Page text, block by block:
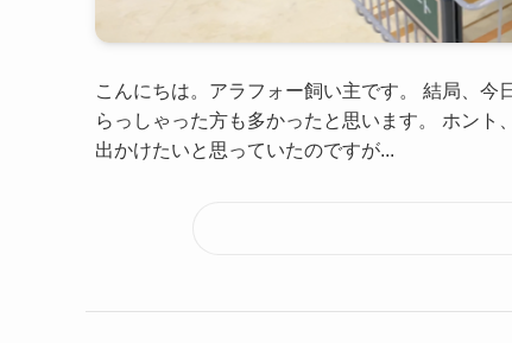
こんにちは。アラフォー飼い主です。 結局、今
らっしゃった方も多かったと思います。 ホン
出かけたいと思っていたのですが...